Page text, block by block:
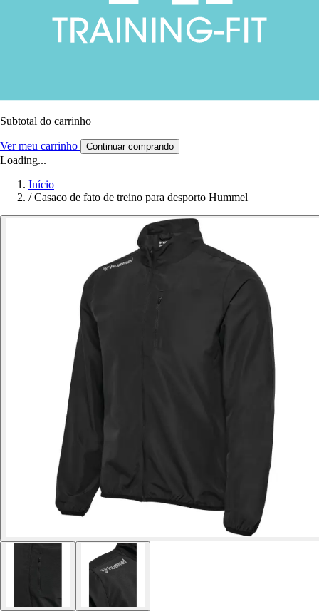
Subtotal do carrinho
Ver meu carrinho Continuar comprando
Loading...
Início
/ Casaco de fato de treino para desporto Hummel